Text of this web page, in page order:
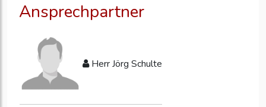
Ansprechpartner
Herr Jörg Schulte